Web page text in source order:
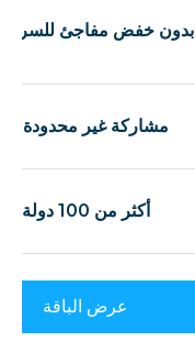
بدون خفض مفاجئ
مشاركة غير محدودة
أكثر من 100 دولة
عرض الباقة